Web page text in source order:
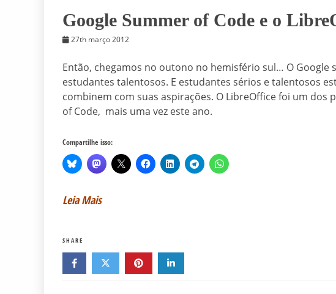
Google Summer of Code e o
27th março 2012
Então, chegamos no outono no hemisfério sul… O Google
estudantes talentosos. E estudantes sérios e talentosos
combinem com suas aspirações. O LibreOffice foi um dos
of Code, mais uma vez este ano.
Compartilhe isso:
Leia Mais
SHARE